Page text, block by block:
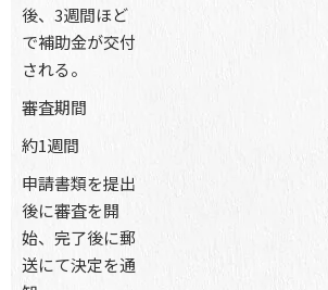
後、3週間ほど
で補助金が交付
される。
審査期間
約1週間
申請書類を提出
後に審査を開
始、完了後に郵
送にて決定を通